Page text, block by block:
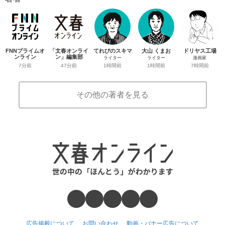
FNNプライムオ
ンライン
7分前
「文春オンライ
ン」編集部
47分前
てれびのスキマ
ライター
1時間前
大山 くまお
ライター
1時間前
ドリヤス工場
漫画家
7時間前
その他の著者を見る
広告掲載について お問い合わせ 動画・バナー広告について